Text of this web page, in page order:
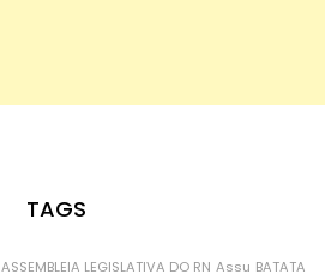
TAGS
ASSEMBLEIA LEGISLATIVA DO RN Assu BATATA